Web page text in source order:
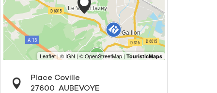
Place Coville
27600 AUBEVOYE